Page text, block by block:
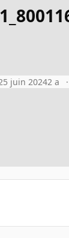
juin 20242 a